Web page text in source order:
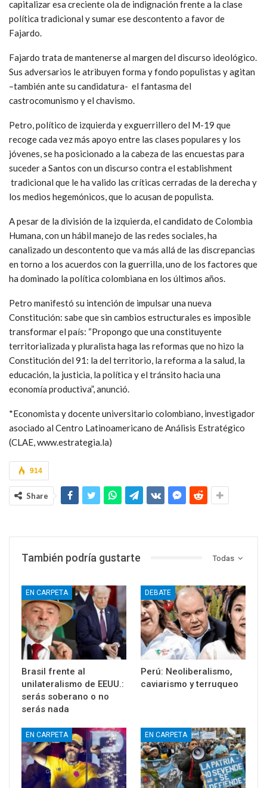
capitalizar esa creciente ola de indignación frente a la clase
política tradicional y sumar ese descontento a favor de
Fajardo.
Fajardo trata de mantenerse al margen del discurso ideológico.
Sus adversarios le atribuyen forma y fondo populistas y agitan
–también ante su candidatura- el fantasma del
castrocomunismo y el chavismo.
Petro, político de izquierda y exguerrillero del M-19 que
recoge cada vez más apoyo entre las clases populares y los
jóvenes, se ha posicionado a la cabeza de las encuestas para
suceder a Santos con un discurso contra el establishment
tradicional que le ha valido las críticas cerradas de la derecha y
los medios hegemónicos, que lo acusan de populista.
A pesar de la división de la izquierda, el candidato de Colombia
Humana, con un hábil manejo de las redes sociales, ha
canalizado un descontento que va más allá de las discrepancias
en torno a los acuerdos con la guerrilla, uno de los factores que
ha dominado la política colombiana en los últimos años.
Petro manifestó su intención de impulsar una nueva
Constitución: sabe que sin cambios estructurales es imposible
transformar el país: “Propongo que una constituyente
territorializada y pluralista haga las reformas que no hizo la
Constitución del 91: la del territorio, la reforma a la salud, la
educación, la justicia, la política y el tránsito hacia una
economía productiva”, anunció.
*Economista y docente universitario colombiano, investigador
asociado al Centro Latinoamericano de Análisis Estratégico
(CLAE, www.estrategia.la)
914
Share
Todas
También podría gustarte
EN CARPETA
Brasil frente al
unilateralismo de EEUU.:
serás soberano o no
serás nada
DEBATE
Perú: Neoliberalismo,
caviarismo y terruqueo
EN CARPETA EN CARPETA